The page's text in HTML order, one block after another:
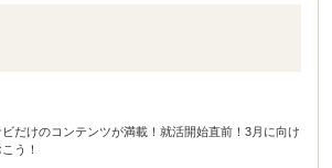
だけのコンテンツが満載！就活開始直前！3月に向け
う！